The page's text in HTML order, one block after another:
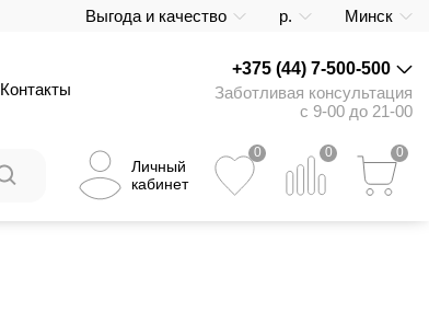
Выгода и качество р. Минск
Контакты
+375 (44) 7-500-500
Заботливая консультация
с 9-00 до 21-00
Личный
кабинет
0 0 0